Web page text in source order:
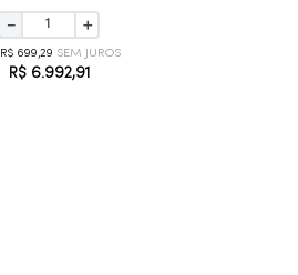
＋
－
R$ 699,29
R$ 6.992,91